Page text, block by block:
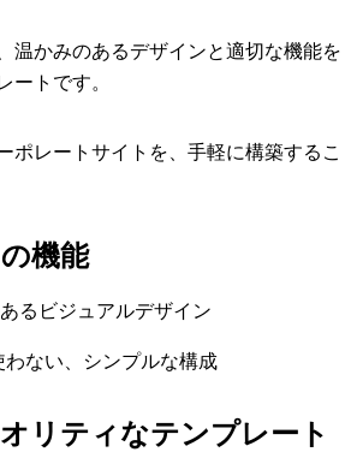
温かみのあるデザインと適切な機能を
ートです。
ポレートサイトを、手軽に構築するこ
機能
るビジュアルデザイン
ない、シンプルな構成
リティなテンプレート